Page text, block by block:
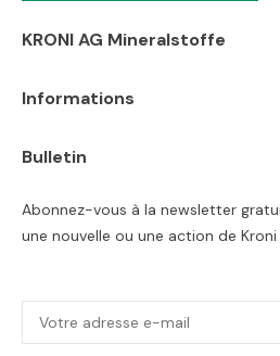
KRONI AG Mineralstoffe
Informations
Bulletin
Abonnez-vous à la newsletter
une nouvelle ou une action de Kroni